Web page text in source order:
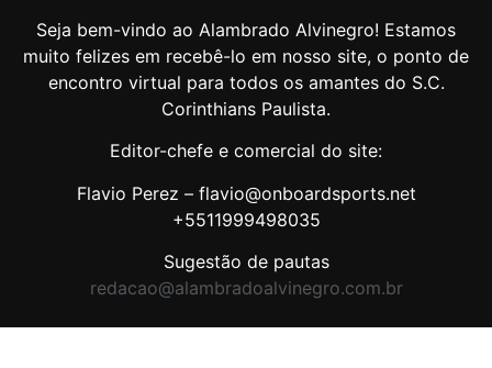
Seja bem-vindo ao Alambrado Alvinegro! Estamos
muito felizes em recebê-lo em nosso site, o ponto de
encontro virtual para todos os amantes do S.C.
Corinthians Paulista.
Editor-chefe e comercial do site:
Flavio Perez – flavio@onboardsports.net
+5511999498035
Sugestão de pautas
redacao@alambradoalvinegro.com.br